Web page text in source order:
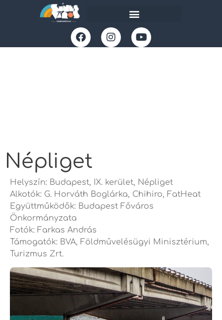
Népliget
Helyszín: Budapest, IX. kerület, Népliget
Alkotók: G. Horváth Boglárka, Chihiro, FatHeat
Együttműködők: Budapest Főváros
Önkormányzata
Fotók: Farkas András
Támogatók: BVA, Földművelésügyi Minisztérium,
Turizmus Zrt.